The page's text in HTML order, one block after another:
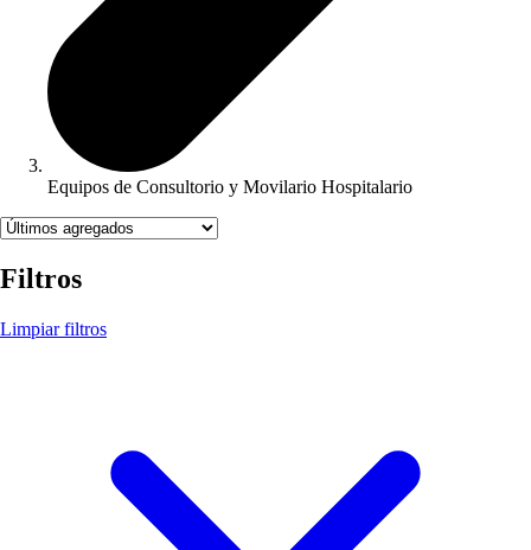
Equipos de Consultorio y Movilario Hospitalario
Filtros
Limpiar filtros